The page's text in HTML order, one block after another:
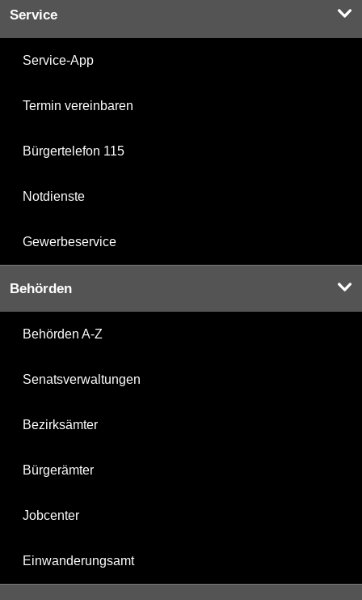
Service
Service-App
Termin vereinbaren
Bürgertelefon 115
Notdienste
Gewerbeservice
Behörden
Behörden A-Z
Senatsverwaltungen
Bezirksämter
Bürgerämter
Jobcenter
Einwanderungsamt